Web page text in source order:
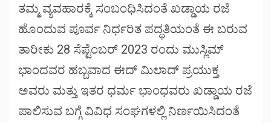
ತಮ್ಮ ವ್ಯವಹಾರಕ್ಕೆ ಸಂಬಂಧಿಸಿದಂತೆ ಖಡ್ಡಾಯ ರಜೆ
ಹೊಂದುವ ಪೂರ್ವ ನಿರ್ಧರಿತ ಪದ್ಧತಿಯಂತೆ ಈ ಬರುವ
ತಾರೀಕು 28 ಸೆಪ್ಟೆಂಬರ್ 2023 ರಂದು ಮುಸ್ಲಿಮ್
ಭಾಂದವರ ಹಬ್ಬವಾದ ಈದ್ ಮಿಲಾದ್ ಪ್ರಯುಕ್ತ
ಅವರು ಮತ್ತು ಇತರ ಧರ್ಮ ಭಾಂಧವರು ಖಡ್ಡಾಯ ರಜೆ
ಪಾಲಿಸುವ ಬಗ್ಗೆ ವಿವಿಧ ಸಂಘಗಳಲ್ಲಿ ನಿರ್ಣಯಿಸಿದಂತೆ